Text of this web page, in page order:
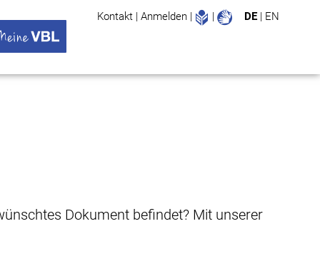
Kontakt | Anmelden | Leichte Sprache
| DE | EN
Dokument befindet? Mit unserer